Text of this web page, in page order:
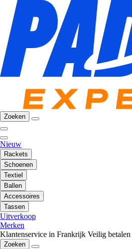
Zoeken
Nieuw
Rackets
Schoenen
Textiel
Ballen
Accessoires
Tassen
Uitverkoop
Merken
Klantenservice in Frankrijk Veilig betalen
Zoeken